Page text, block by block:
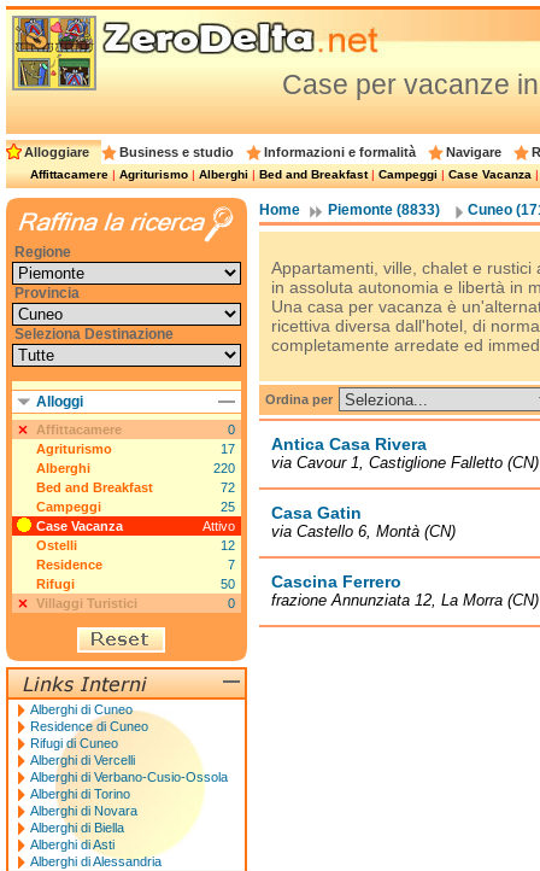
Case per vacanze
Alloggiare Business e studio Informazioni e formalità Navigare
Affittacamere|Agriturismo|Alberghi|Bed and Breakfast|Campeggi|Case Vacanza
Home Piemonte (8833) Cuneo
Appartamenti, ville, chalet e
in assoluta autonomia e libertà in
Una casa per vacanza è
ricettiva diversa dall'hotel, di
completamente arredate ed
Ordina per
Antica Casa Rivera
via Cavour 1, Castiglione Falletto (CN)
Casa Gatin
via Castello 6, Montà (CN)
Cascina Ferrero
frazione Annunziata 12, La Morra (CN)
Regione
Provincia
Seleziona Destinazione
Alloggi
Affittacamere
0
Agriturismo
17
Alberghi
220
Bed and Breakfast
72
Campeggi
25
Case Vacanza
Attivo
Ostelli
12
Residence
7
Rifugi
50
Villaggi Turistici
0
Alberghi di Cuneo
Residence di Cuneo
Rifugi di Cuneo
Alberghi di Vercelli
Alberghi di Verbano-Cusio-Ossola
Alberghi di Torino
Alberghi di Novara
Alberghi di Biella
Alberghi di Asti
Alberghi di Alessandria